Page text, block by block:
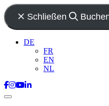
Schließen
DE
FR
EN
NL